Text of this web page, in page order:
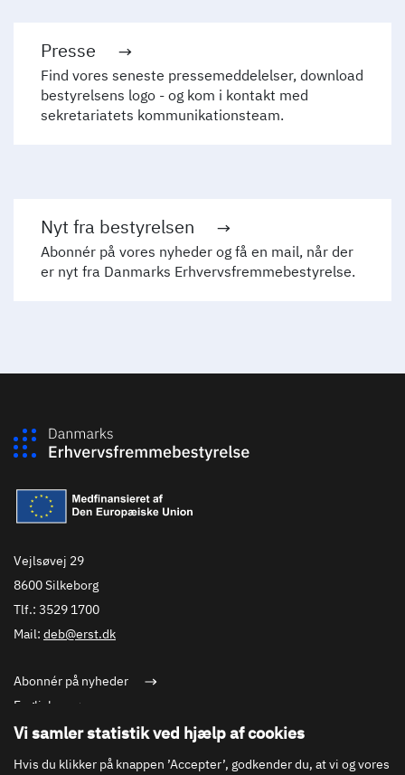
Vi samler statistik ved hjælp af cookies
Hvis du klikker på knappen ’Accepter’, godkender du, at vi og vores
Presse
Find vores seneste pressemeddelelser, download
bestyrelsens logo - og kom i kontakt med
sekretariatets kommunikationsteam.
Nyt fra bestyrelsen
Abonnér på vores nyheder og få en mail, når der
er nyt fra Danmarks Erhvervsfremmebestyrelse.
Vejlsøvej 29
8600 Silkeborg
Tlf.: 3529 1700
Mail: deb@erst.dk
Abonnér på nyheder
English
Cookies